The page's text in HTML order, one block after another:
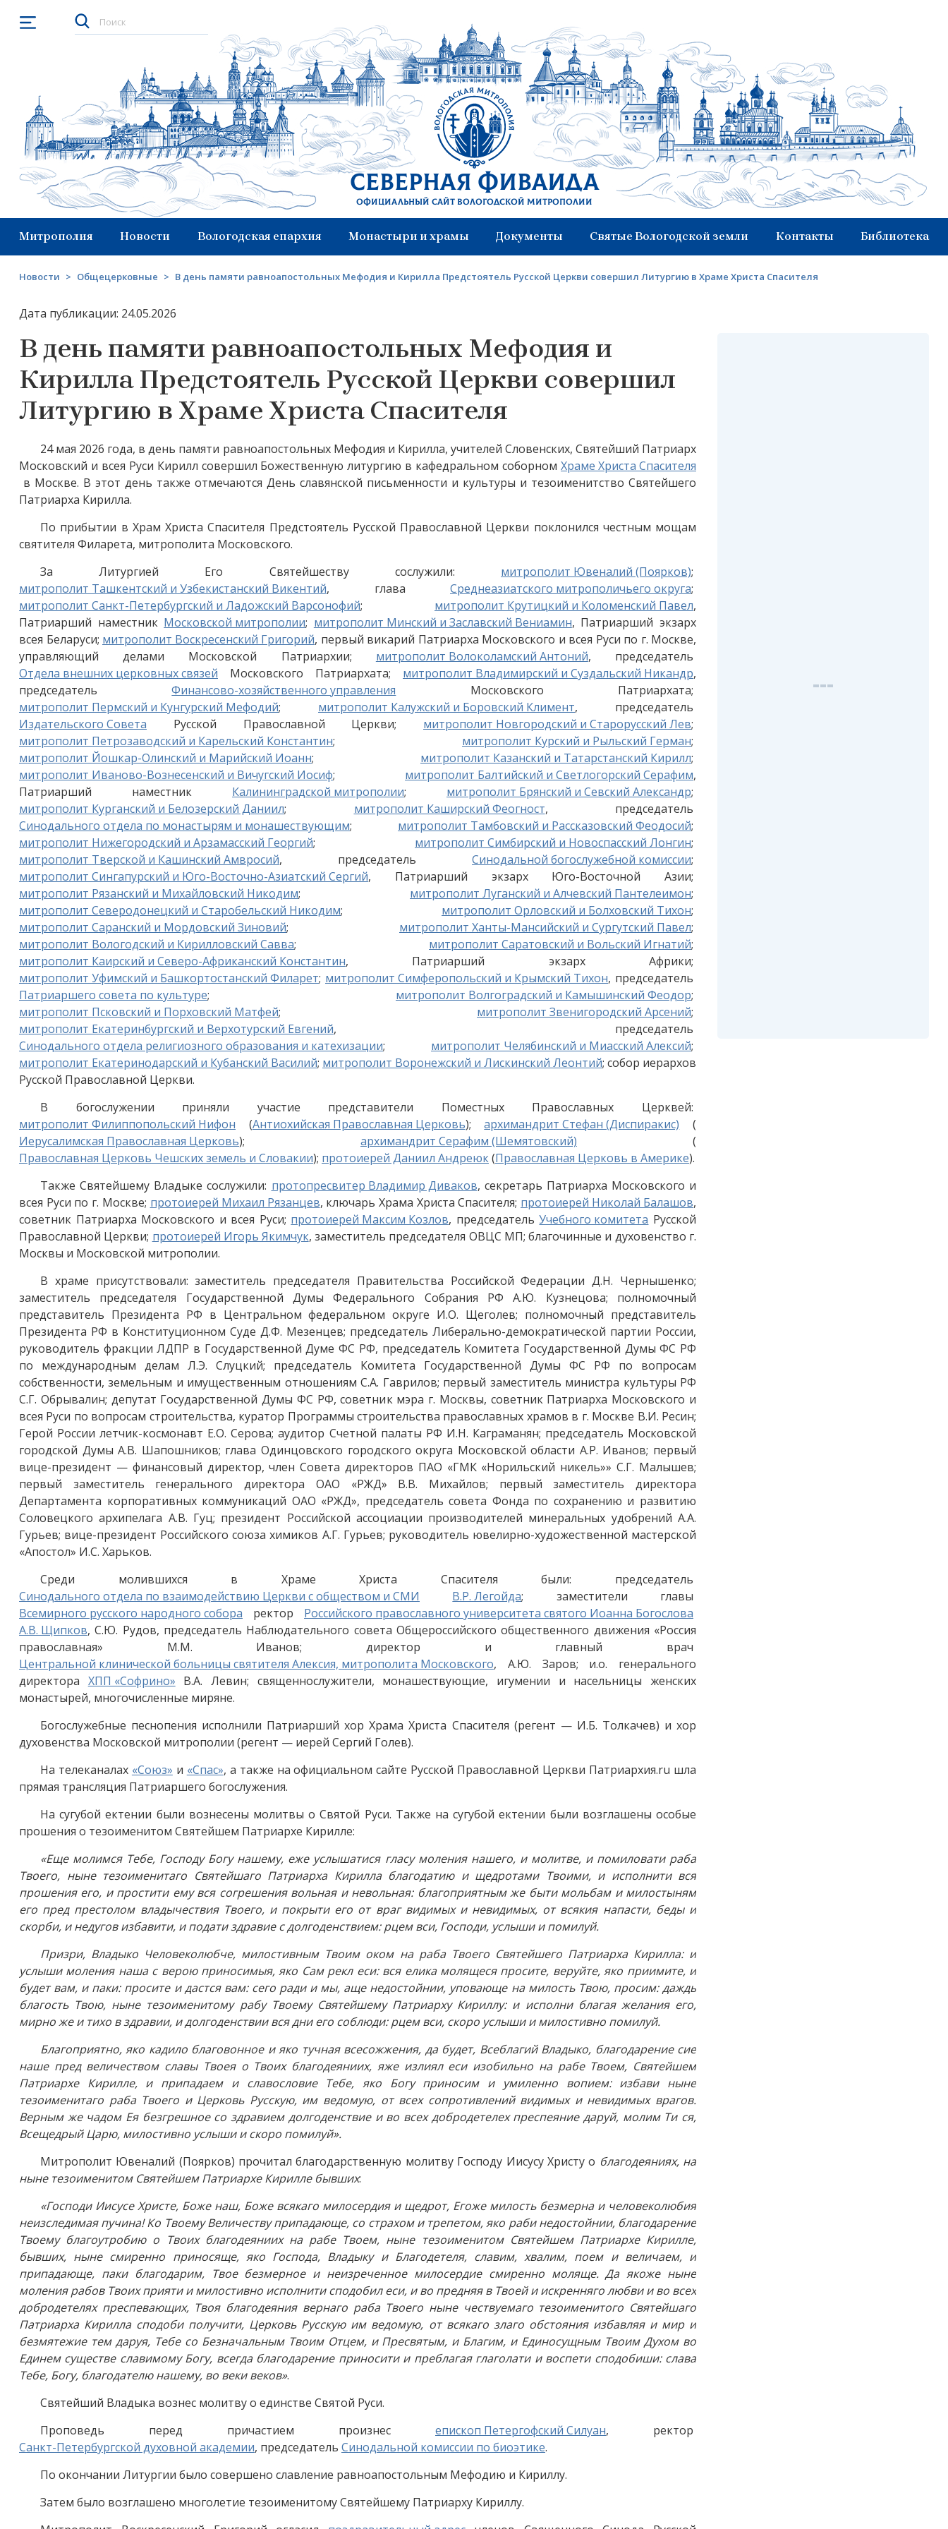
Открыть меню
Северная Фиваида
Официальный сайт Вологодской митрополии
Митрополия Новости Вологодская епархия Монастыри и храмы Документы Святые Вологодской земли Контакты Библиотека
Новости > Общецерковные > В день памяти равноапостольных Мефодия и Кирилла Предстоятель Русской Церкви совершил Литургию в Храме Христа Спасителя
Дата публикации: 24.05.2026
В день памяти равноапостольных Мефодия и
Кирилла Предстоятель Русской Церкви совершил
Литургию в Храме Христа Спасителя
24 мая 2026 года, в день памяти равноапостольных Мефодия и Кирилла, учителей Словенских, Святейший Патриарх
Московский и всея Руси Кирилл совершил Божественную литургию в кафедральном соборном Храме Христа Спасителя
в Москве. В этот день также отмечаются День славянской письменности и культуры и тезоименитство Святейшего
Патриарха Кирилла.
По прибытии в Храм Христа Спасителя Предстоятель Русской Православной Церкви поклонился честным мощам
святителя Филарета, митрополита Московского.
За Литургией Его Святейшеству сослужили: митрополит Ювеналий (Поярков);
митрополит Ташкентский и Узбекистанский Викентий, глава Среднеазиатского митрополичьего округа;
митрополит Санкт-Петербургский и Ладожский Варсонофий; митрополит Крутицкий и Коломенский Павел,
Патриарший наместник Московской митрополии; митрополит Минский и Заславский Вениамин, Патриарший экзарх
всея Беларуси; митрополит Воскресенский Григорий, первый викарий Патриарха Московского и всея Руси по г. Москве,
управляющий делами Московской Патриархии; митрополит Волоколамский Антоний, председатель
Отдела внешних церковных связей Московского Патриархата; митрополит Владимирский и Суздальский Никандр,
председательФинансово-хозяйственного управления Московского Патриархата;
митрополит Пермский и Кунгурский Мефодий; митрополит Калужский и Боровский Климент, председатель
Издательского Совета Русской Православной Церкви; митрополит Новгородский и Старорусский Лев;
митрополит Петрозаводский и Карельский Константин; митрополит Курский и Рыльский Герман;
митрополит Йошкар-Олинский и Марийский Иоанн; митрополит Казанский и Татарстанский Кирилл;
митрополит Иваново-Вознесенский и Вичугский Иосиф; митрополит Балтийский и Светлогорский Серафим,
Патриарший наместник Калининградской митрополии; митрополит Брянский и Севский Александр;
митрополит Курганский и Белозерский Даниил; митрополит Каширский Феогност, председатель
Синодального отдела по монастырям и монашествующим; митрополит Тамбовский и Рассказовский Феодосий;
митрополит Нижегородский и Арзамасский Георгий; митрополит Симбирский и Новоспасский Лонгин;
митрополит Тверской и Кашинский Амвросий, председатель Синодальной богослужебной комиссии;
митрополит Сингапурский и Юго-Восточно-Азиатский Сергий, Патриарший экзарх Юго-Восточной Азии;
митрополит Рязанский и Михайловский Никодим; митрополит Луганский и Алчевский Пантелеимон;
митрополит Северодонецкий и Старобельский Никодим; митрополит Орловский и Болховский Тихон;
митрополит Саранский и Мордовский Зиновий; митрополит Ханты-Мансийский и Сургутский Павел;
митрополит Вологодский и Кирилловский Савва; митрополит Саратовский и Вольский Игнатий;
митрополит Каирский и Северо-Африканский Константин, Патриарший экзарх Африки;
митрополит Уфимский и Башкортостанский Филарет; митрополит Симферопольский и Крымский Тихон, председатель
Патриаршего совета по культуре; митрополит Волгоградский и Камышинский Феодор;
митрополит Псковский и Порховский Матфей; митрополит Звенигородский Арсений;
митрополит Екатеринбургский и Верхотурский Евгений, председатель
Синодального отдела религиозного образования и катехизации; митрополит Челябинский и Миасский Алексий;
митрополит Екатеринодарский и Кубанский Василий; митрополит Воронежский и Лискинский Леонтий; собор иерархов
Русской Православной Церкви.
В богослужении приняли участие представители Поместных Православных Церквей:
митрополит Филиппопольский Нифон (Антиохийская Православная Церковь);архимандрит Стефан (Диспиракис) (
Иерусалимская Православная Церковь); архимандрит Серафим (Шемятовский) (
Православная Церковь Чешских земель и Словакии); протоиерей Даниил Андреюк(Православная Церковь в Америке).
Также Святейшему Владыке сослужили: протопресвитер Владимир Диваков, секретарь Патриарха Московского и
всея Руси по г. Москве; протоиерей Михаил Рязанцев, ключарь Храма Христа Спасителя; протоиерей Николай Балашов,
советник Патриарха Московского и всея Руси; протоиерей Максим Козлов, председательУчебного комитета Русской
Православной Церкви; протоиерей Игорь Якимчук, заместитель председателя ОВЦС МП; благочинные и духовенство г.
Москвы и Московской митрополии.
В храме присутствовали: заместитель председателя Правительства Российской Федерации Д.Н. Чернышенко;
заместитель председателя Государственной Думы Федерального Собрания РФ А.Ю. Кузнецова; полномочный
представитель Президента РФ в Центральном федеральном округе И.О. Щеголев; полномочный представитель
Президента РФ в Конституционном Суде Д.Ф. Мезенцев; председатель Либерально-демократической партии России,
руководитель фракции ЛДПР в Государственной Думе ФС РФ, председатель Комитета Государственной Думы ФС РФ
по международным делам Л.Э. Слуцкий; председатель Комитета Государственной Думы ФС РФ по вопросам
собственности, земельным и имущественным отношениям С.А. Гаврилов; первый заместитель министра культуры РФ
С.Г. Обрывалин; депутат Государственной Думы ФС РФ, советник мэра г. Москвы, советник Патриарха Московского и
всея Руси по вопросам строительства, куратор Программы строительства православных храмов в г. Москве В.И. Ресин;
Герой России летчик-космонавт Е.О. Серова; аудитор Счетной палаты РФ И.Н. Каграманян; председатель Московской
городской Думы А.В. Шапошников; глава Одинцовского городского округа Московской области А.Р. Иванов; первый
вице-президент — финансовый директор, член Совета директоров ПАО «ГМК «Норильский никель»» С.Г. Малышев;
первый заместитель генерального директора ОАО «РЖД» В.В. Михайлов; первый заместитель директора
Департамента корпоративных коммуникаций ОАО «РЖД», председатель совета Фонда по сохранению и развитию
Соловецкого архипелага А.В. Гуц; президент Российской ассоциации производителей минеральных удобрений А.А.
Гурьев; вице-президент Российского союза химиков А.Г. Гурьев; руководитель ювелирно-художественной мастерской
«Апостол» И.С. Харьков.
Среди молившихся в Храме Христа Спасителя были: председатель
Синодального отдела по взаимодействию Церкви с обществом и СМИ
В.Р. Легойда; заместители главы
Всемирного русского народного собора ректор Российского православного университета святого Иоанна Богослова
А.В. Щипков, С.Ю. Рудов, председатель Наблюдательного совета Общероссийского общественного движения «Россия
православная» М.М. Иванов; директор и главный врач
Центральной клинической больницы святителя Алексия, митрополита Московского, А.Ю. Заров; и.о. генерального
директора ХПП «Софрино» В.А. Левин; священнослужители, монашествующие, игумении и насельницы женских
монастырей, многочисленные миряне.
Богослужебные песнопения исполнили Патриарший хор Храма Христа Спасителя (регент — И.Б. Толкачев) и хор
духовенства Московской митрополии (регент — иерей Сергий Голев).
На телеканалах «Союз» и «Спас», а также на официальном сайте Русской Православной Церкви Патриархия.ru шла
прямая трансляция Патриаршего богослужения.
На сугубой ектении были вознесены молитвы о Святой Руси. Также на сугубой ектении были возглашены особые
прошения о тезоименитом Святейшем Патриархе Кирилле:
«Еще молимся Тебе, Господу Богу нашему, еже услышатися гласу моления нашего, и молитве, и помиловати раба
Твоего, ныне тезоименитаго Святейшаго Патриарха Кирилла благодатию и щедротами Твоими, и исполнити вся
прошения его, и простити ему вся согрешения вольная и невольная: благоприятным же быти мольбам и милостыням
его пред престолом владычествия Твоего, и покрыти его от враг видимых и невидимых, от всякия напасти, беды и
скорби, и недугов избавити, и подати здравие с долгоденствием: рцем вси, Господи, услыши и помилуй.
Призри, Владыко Человеколюбче, милостивным Твоим оком на раба Твоего Святейшего Патриарха Кирилла: и
услыши моления наша с верою приносимыя, яко Сам рекл еси: вся елика молящеся просите, веруйте, яко приимите, и
будет вам, и паки: просите и дастся вам: сего ради и мы, аще недостойнии, уповающе на милость Твою, просим: даждь
благость Твою, ныне тезоименитому рабу Твоему Святейшему Патриарху Кириллу: и исполни благая желания его,
мирно же и тихо в здравии, и долгоденствии вся дни его соблюди: рцем вси, скоро услыши и милостивно помилуй.
Благоприятно, яко кадило благовонное и яко тучная всесожжения, да будет, Всеблагий Владыко, благодарение сие
наше пред величеством славы Твоея о Твоих благодеяниих, яже излиял еси изобильно на рабе Твоем, Святейшем
Патриархе Кирилле, и припадаем и славословие Тебе, яко Богу приносим и умиленно вопием: избави ныне
тезоименитаго раба Твоего и Церковь Русскую, им ведомую, от всех сопротивлений видимых и невидимых врагов.
Верным же чадом Ея безгрешное со здравием долгоденствие и во всех добродетелех преспеяние даруй, молим Ти ся,
Всещедрый Царю, милостивно услыши и скоро помилуй».
Митрополит Ювеналий (Поярков) прочитал благодарственную молитву Господу Иисусу Христу о благодеяниях, на
ныне тезоименитом Святейшем Патриархе Кирилле бывших:
«Господи Иисусе Христе, Боже наш, Боже всякаго милосердия и щедрот, Егоже милость безмерна и человеколюбия
неизследимая пучина! Ко Твоему Величеству припадающе, со страхом и трепетом, яко раби недостойнии, благодарение
Твоему благоутробию о Твоих благодеяниих на рабе Твоем, ныне тезоименитом Святейшем Патриархе Кирилле,
бывших, ныне смиренно приносяще, яко Господа, Владыку и Благодетеля, славим, хвалим, поем и величаем, и
припадающе, паки благодарим, Твое безмерное и неизреченное милосердие смиренно моляще. Да якоже ныне
моления рабов Твоих прияти и милостивно исполнити сподобил еси, и во предняя в Твоей и искренняго любви и во всех
добродетелях преспевающих, Твоя благодеяния вернаго раба Твоего ныне чествуемаго тезоименитого Святейшаго
Патриарха Кирилла сподоби получити, Церковь Русскую им ведомую, от всякаго злаго обстояния избавляя и мир и
безмятежие тем даруя, Тебе со Безначальным Твоим Отцем, и Пресвятым, и Благим, и Единосущным Твоим Духом во
Единем существе славимому Богу, всегда благодарение приносити и преблагая глаголати и воспети сподобиши: слава
Тебе, Богу, благодателю нашему, во веки веков».
Святейший Владыка вознес молитву о единстве Святой Руси.
Проповедь перед причастием произнес епископ Петергофский Силуан, ректор
Санкт-Петербургской духовной академии, председатель Синодальной комиссии по биоэтике.
По окончании Литургии было совершено славление равноапостольным Мефодию и Кириллу.
Затем было возглашено многолетие тезоименитому Святейшему Патриарху Кириллу.